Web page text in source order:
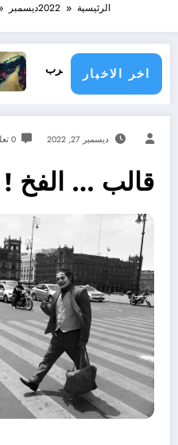
الرئيسية 2022ديسمبر
اخر الاخبار
وإنهاءً للحرب مضيق
ديسمبر 27, 2022 0 تعليقات
قالب … الفخ !